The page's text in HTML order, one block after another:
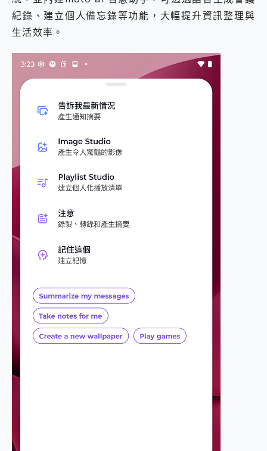
紀錄、建立個人備忘錄等功能，大幅提升資訊整理與
生活效率。